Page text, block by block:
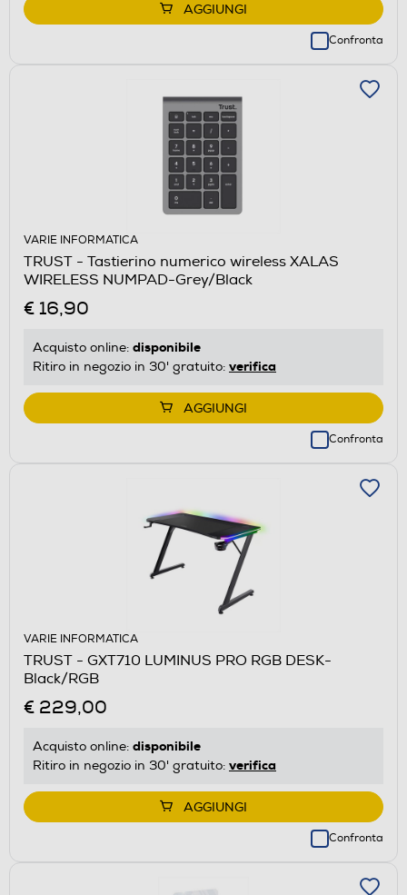
AGGIUNGI
Confronta
VARIE INFORMATICA
TRUST - Tastierino numerico wireless XALAS
WIRELESS NUMPAD-Grey/Black
€ 16,90
Acquisto online: disponibile
Ritiro in negozio in 30' gratuito: verifica
AGGIUNGI
Confronta
VARIE INFORMATICA
TRUST - GXT710 LUMINUS PRO RGB DESK-
Black/RGB
€ 229,00
Acquisto online: disponibile
Ritiro in negozio in 30' gratuito: verifica
AGGIUNGI
Confronta